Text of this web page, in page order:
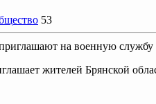
53
на военную службу
житeлeй Брянской